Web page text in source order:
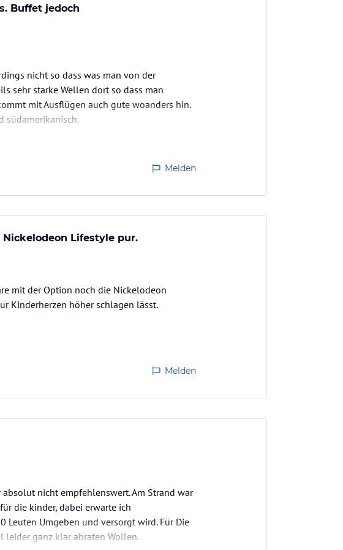
Buffet jedoch
nicht so dass was man von der
sehr starke Wellen dort so dass man
mit Ausflügen auch gute woanders hin.
südamerikanisch.
Melden
Lifestyle pur.
mit der Option noch die Nickelodeon
Kinderherzen höher schlagen lässt.
Melden
nicht empfehlenswert. Am Strand war
die kinder, dabei erwarte ich
Leuten Umgeben und versorgt wird. Für Die
leider ganz klar abraten Wollen.